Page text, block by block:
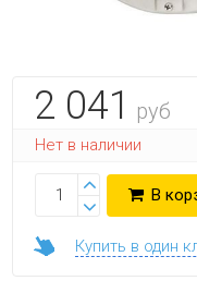
2 041 руб
Нет в наличии
В
Купить в один